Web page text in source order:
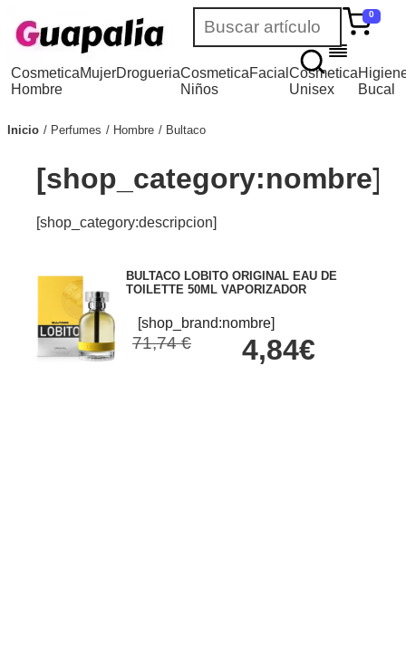
0
Cosmetica
Hombre
MujerDrogueriaCosmetica
Niños
FacialCosmetica
Unisex
Bucal
Inicio Perfumes Hombre Bultaco
[shop_category:nombre]
[shop_category:descripcion]
BULTACO LOBITO ORIGINAL EAU DE
TOILETTE 50ML VAPORIZADOR
[shop_brand:nombre]
71,74 € 4,84€